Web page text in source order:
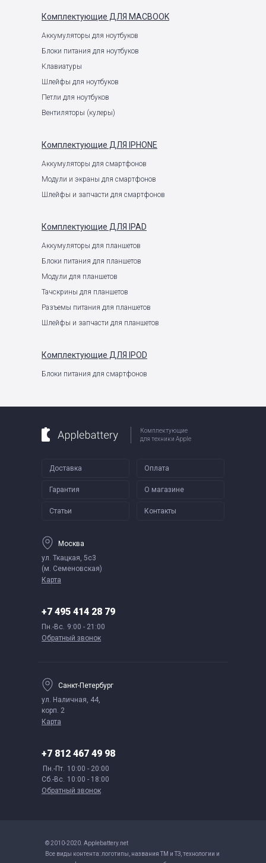
Комплектующие ДЛЯ MACBOOK
Аккумуляторы для ноутбуков
Блоки питания для ноутбуков
Клавиатуры
Шлейфы для ноутбуков
Петли для ноутбуков
Вентиляторы (кулеры)
Комплектующие ДЛЯ IPHONE
Аккумуляторы для смартфонов
Модули и экраны для смартфонов
Шлейфы и запчасти для смартфонов
Комплектующие ДЛЯ IPAD
Аккумуляторы для планшетов
Блоки питания для планшетов
Модули для планшетов
Тачскрины для планшетов
Разъемы питания для планшетов
Шлейфы и запчасти для планшетов
Комплектующие ДЛЯ IPOD
Блоки питания для смартфонов
Комплектующие
для техники Apple
Доставка Оплата
Гарантия О магазине
Статьи Контакты
Москва
ул. Ткацкая, 5с3
(м. Семеновская)
Карта
+7 495 414 28 79
Пн.-Вс. 9:00 - 21:00
Обратный звонок
Санкт-Петербург
ул. Наличная, 44,
корп. 2
Карта
+7 812 467 49 98
Пн.-Пт. 10:00 - 20:00
Сб.-Вс. 10:00 - 18:00
Обратный звонок
© 2010-2020. Applebattery.net
Все виды контента: логотипы, названия ТМ и ТЗ, технологии и